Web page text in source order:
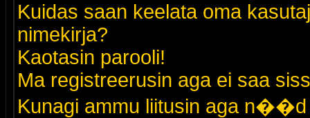
Kuidas saan keelata oma
nimekirja?
Kaotasin parooli!
Ma registreerusin aga ei saa
Kunagi ammu liitusin aga n��d